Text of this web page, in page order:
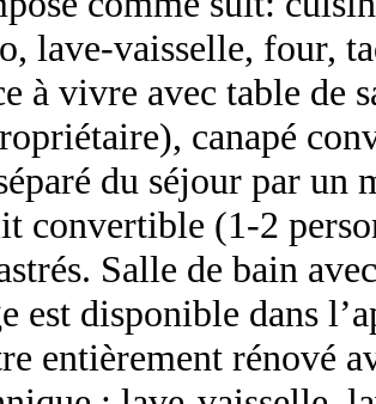
lave-vaisselle, four,
à vivre avec table de
canapé
du séjour par un
convertible (1-2
Salle de bain
est disponible dans
entièrement rénové